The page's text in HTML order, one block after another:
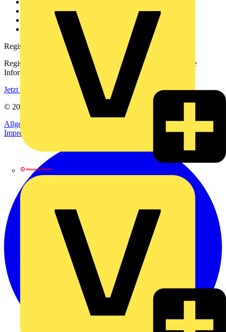
Downloadbereich (PDFs)
Häufig gestellte Fragen
voltimum.com
Registrierung
Registrieren Sie sich kostenlos und erhalten Sie stets aktuelle
Informationen aus der Elektroindustrie.
Jetzt registrieren
© 2002-
Allgemeine Geschäftsbedingungen
Datenschutzerklärung
Impressum